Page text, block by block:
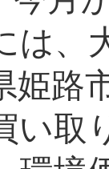
は、
姫路
い取